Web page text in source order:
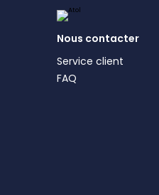
Nous contacter
Service client
FAQ